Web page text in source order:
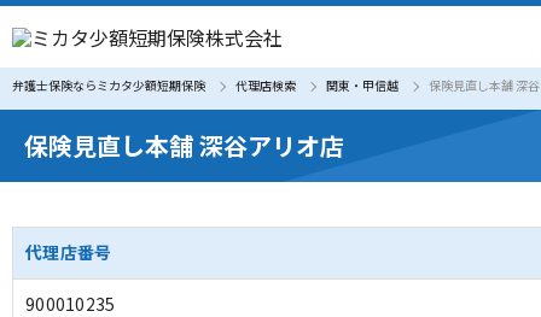
弁護士保険ならミカタ少額短期保険 代理店検索 関東・甲信越 保険見直し本舗 深
保険見直し本舗 深谷アリオ店
代理店番号
900010235